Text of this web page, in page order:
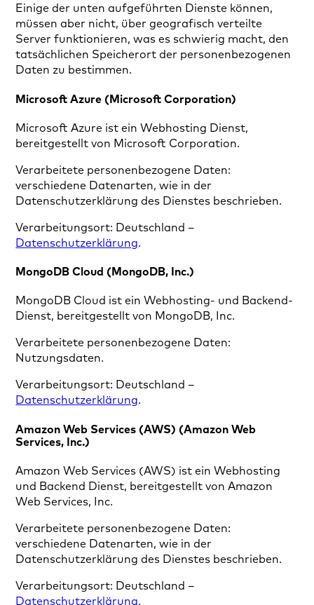
Einige der unten aufgeführten Dienste können,
müssen aber nicht, über geografisch verteilte
Server funktionieren, was es schwierig macht, den
tatsächlichen Speicherort der personenbezogenen
Daten zu bestimmen.
Microsoft Azure (Microsoft Corporation)
Microsoft Azure ist ein Webhosting Dienst,
bereitgestellt von Microsoft Corporation.
Verarbeitete personenbezogene Daten:
verschiedene Datenarten, wie in der
Datenschutzerklärung des Dienstes beschrieben.
Verarbeitungsort: Deutschland –
Datenschutzerklärung.
MongoDB Cloud (MongoDB, Inc.)
MongoDB Cloud ist ein Webhosting- und Backend-
Dienst, bereitgestellt von MongoDB, Inc.
Verarbeitete personenbezogene Daten:
Nutzungsdaten.
Verarbeitungsort: Deutschland –
Datenschutzerklärung.
Amazon Web Services (AWS) (Amazon Web
Services, Inc.)
Amazon Web Services (AWS) ist ein Webhosting
und Backend Dienst, bereitgestellt von Amazon
Web Services, Inc.
Verarbeitete personenbezogene Daten:
verschiedene Datenarten, wie in der
Datenschutzerklärung des Dienstes beschrieben.
Verarbeitungsort: Deutschland –
Datenschutzerklärung.